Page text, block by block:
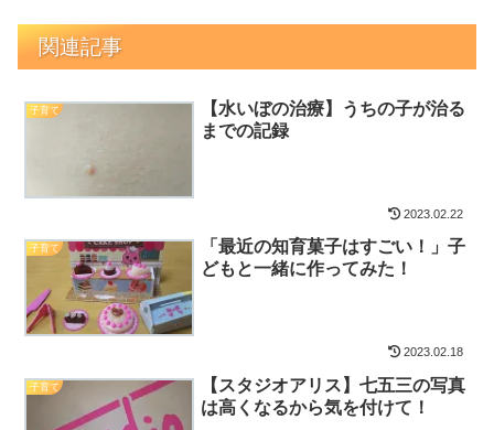
関連記事
子育て
【水いぼの治療】うちの子が治る
までの記録
2023.02.22
子育て
「最近の知育菓子はすごい！」子
どもと一緒に作ってみた！
2023.02.18
子育て
【スタジオアリス】七五三の写真
は高くなるから気を付けて！